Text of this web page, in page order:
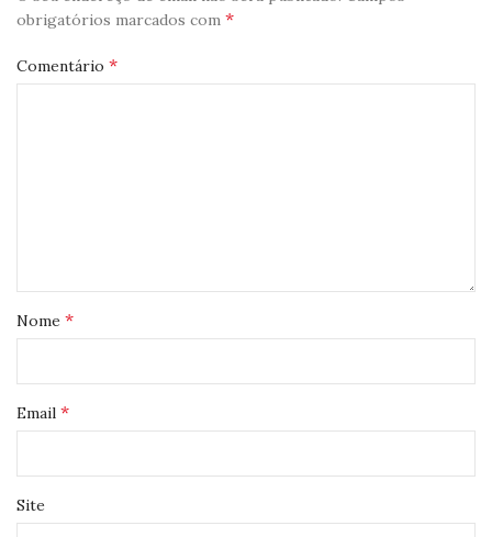
obrigatórios marcados com *
Comentário *
Nome *
Email *
Site